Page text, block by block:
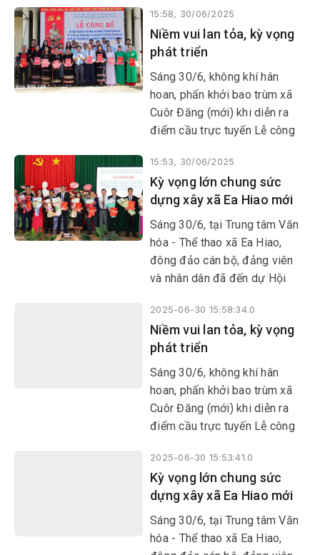
đặc biệt, chứng kiến bước
ngoặt hành chính mới của địa
phương.
15:58, 30/06/2025
Niềm vui lan tỏa, kỳ vọng
phát triển
Sáng 30/6, không khí hân
hoan, phấn khởi bao trùm xã
Cuôr Đăng (mới) khi diễn ra
điểm cầu trực tuyến Lễ công
Trung ương và địa phương về
sáp nhập đơn vị hành chính
cấp tỉnh, cấp xã, kết thúc hoạt
động đơn vị hành chính cấp
huyện, thành lập tổ chức đảng,
chỉ định cấp ủy, HĐND, UBND,
Ủy ban MTTQ Việt Nam tỉnh,
15:53, 30/06/2025
Kỳ vọng lớn chung sức
dựng xây xã Ea Hiao mới
Sáng 30/6, tại Trung tâm Văn
hóa - Thể thao xã Ea Hiao,
đông đảo cán bộ, đảng viên
và nhân dân đã đến dự Hội
quyết, Quyết định của Trung
ương và tỉnh Đắk Lắk về việc
sáp nhập đơn vị hành chính,
thành lập tổ chức đảng, chỉ
định cấp ủy, HĐND, UBND, Ủy
ban MTTQ Việt Nam cấp tỉnh
và cấp xã, phường; đồng thời
tác cán bộ tại địa bàn xã Ea
Hiao.
2025-06-30 15:58:34.0
Niềm vui lan tỏa, kỳ vọng
phát triển
Sáng 30/6, không khí hân
hoan, phấn khởi bao trùm xã
Cuôr Đăng (mới) khi diễn ra
điểm cầu trực tuyến Lễ công
Trung ương và địa phương về
sáp nhập đơn vị hành chính
cấp tỉnh, cấp xã, kết thúc hoạt
động đơn vị hành chính cấp
huyện, thành lập tổ chức đảng,
chỉ định cấp ủy, HĐND, UBND,
2025-06-30 15:53:41.0
Kỳ vọng lớn chung sức
dựng xây xã Ea Hiao mới
Sáng 30/6, tại Trung tâm Văn
hóa - Thể thao xã Ea Hiao,